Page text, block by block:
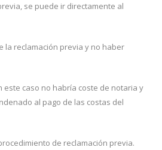
se puede ir directamente al
la reclamación previa y no haber
este caso no habría coste de notaria y
al pago de las costas del
de reclamación previa.